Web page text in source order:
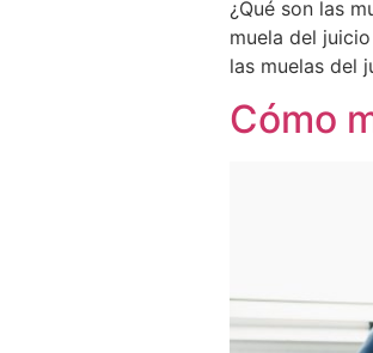
¿Qué son las
muela del
las muelas del
Cómo